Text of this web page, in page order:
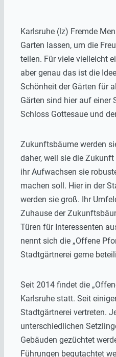
Karlsruhe (lz) Fremde
Garten lassen, um die
teilen. Für viele vielleicht
aber genau das ist die
Schönheit der Gärten für
Gärten sind hier auf einer
Schloss Gottesaue und
Zukunftsbäume werden
daher, weil sie die
ihr Aufwachsen sie
machen soll. Hier in der
werden sie groß. Ihr
Zuhause der
Türen für Interessenten
nennt sich die „Offene
Stadtgärtnerei gerne
Seit 2014 findet die
Karlsruhe statt. Seit
Stadtgärtnerei vertreten.
unterschiedlichen
Gebäuden gezüchtet
Führungen begutachtet